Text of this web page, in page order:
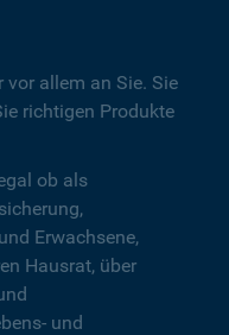
vor allem an Sie. Sie
richtigen Produkte
ob als
Erwachsene,
Hausrat, über
und